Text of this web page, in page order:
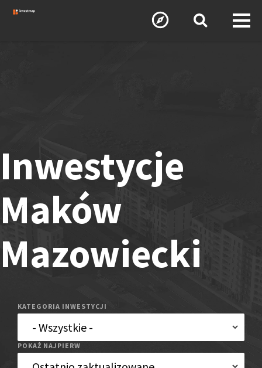
Inwestycje
Maków
Mazowiecki
KATEGORIA INWESTYCJI
POKAŻ NAJPIERW